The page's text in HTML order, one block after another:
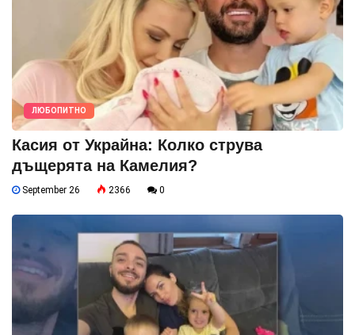
ЛЮБОПИТНО
Касия от Украйна: Колко струва
дъщерята на Камелия?
September 26 2366 0